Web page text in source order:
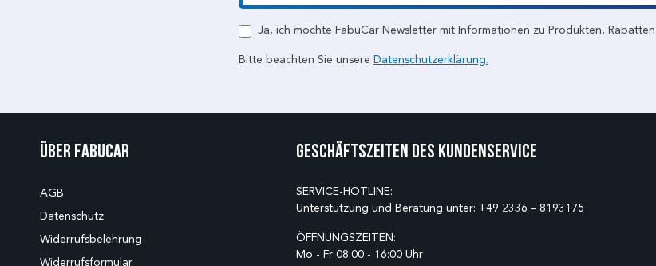
Ja, ich möchte FabuCar Newsletter mit Informationen zu Produkten,
Bitte beachten Sie unsere Datenschutzerklärung.
Über Fabucar
AGB
Datenschutz
Widerrufsbelehrung
Widerrufsformular
Geschäftszeiten des Kundenservice
SERVICE-HOTLINE:
Unterstützung und Beratung unter: +49 2336 – 8193175
ÖFFNUNGSZEITEN:
Mo - Fr 08:00 - 16:00 Uhr